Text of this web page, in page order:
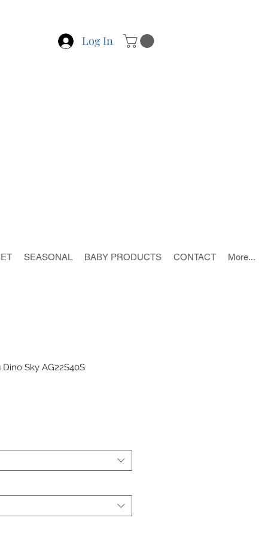
Log In
Dino Sky AG22S40S
SEASONAL BABY PRODUCTS CONTACT More...